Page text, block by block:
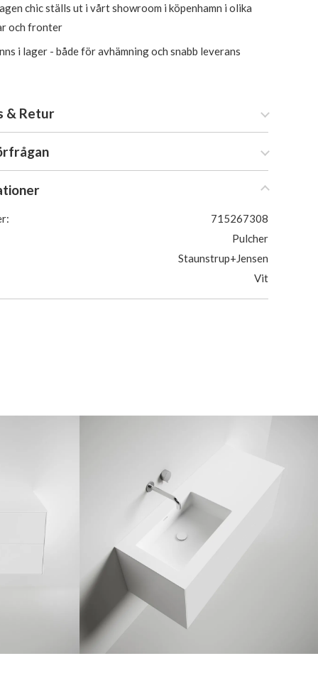
chic ställs ut i vårt showroom i köpenhamn i olika
och fronter
i lager - både för avhämning och snabb leverans
& Retur
715267308
Pulcher
Staunstrup+Jensen
Vit